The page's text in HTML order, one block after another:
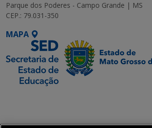
Parque dos Poderes - Campo Grande | MS
CEP.: 79.031-350
MAPA
Transformação Digital